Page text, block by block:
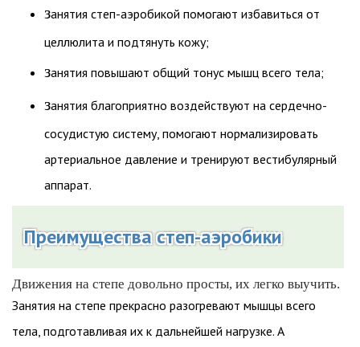
занятия степ-аэробикой помогают избавиться от
целлюлита и подтянуть кожу;
занятия повышают общий тонус мышц всего тела;
занятия благоприятно воздействуют на сердечно-
сосудистую систему, помогают нормализировать
артериальное давление и тренируют вестибулярный
аппарат.
Преимущества степ-аэробики
Движения на степе довольно просты, их легко выучить.
Занятия на степе прекрасно разогревают мышцы всего
тела, подготавливая их к дальнейшей нагрузке. А